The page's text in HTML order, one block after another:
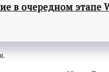
в очередном этапе